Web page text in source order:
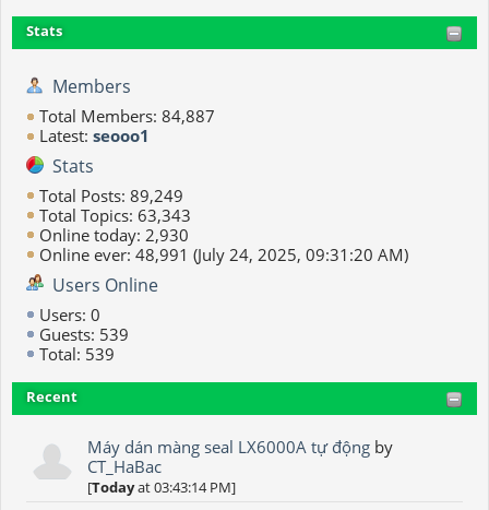
Stats
Members
Total Members: 84,887
Latest: seooo1
Stats
Total Posts: 89,249
Total Topics: 63,343
Online today: 2,930
Online ever: 48,991 (July 24, 2025, 09:31:20 AM)
Users Online
Users: 0
Guests: 539
Total: 539
Recent
Máy dán màng seal LX6000A tự động by
CT_HaBac
[Todayat 03:43:14 PM]